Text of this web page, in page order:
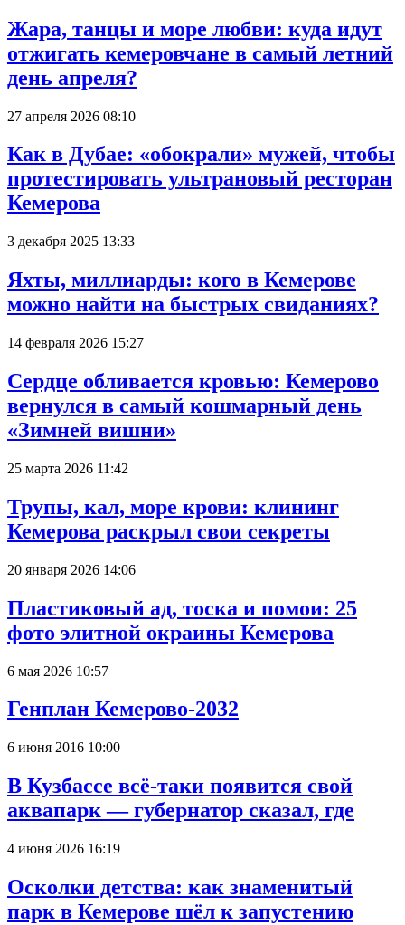
Жара, танцы и море любви: куда идут
отжигать кемеровчане в самый летний
день апреля?
27 апреля 2026 08:10
Как в Дубае: «обокрали» мужей, чтобы
протестировать ультрановый ресторан
Кемерова
3 декабря 2025 13:33
Яхты, миллиарды: кого в Кемерове
можно найти на быстрых свиданиях?
14 февраля 2026 15:27
Сердце обливается кровью: Кемерово
вернулся в самый кошмарный день
«Зимней вишни»
25 марта 2026 11:42
Трупы, кал, море крови: клининг
Кемерова раскрыл свои секреты
20 января 2026 14:06
Пластиковый ад, тоска и помои: 25
фото элитной окраины Кемерова
6 мая 2026 10:57
Генплан Кемерово-2032
6 июня 2016 10:00
В Кузбассе всё-таки появится свой
аквапарк — губернатор сказал, где
4 июня 2026 16:19
Осколки детства: как знаменитый
парк в Кемерове шёл к запустению